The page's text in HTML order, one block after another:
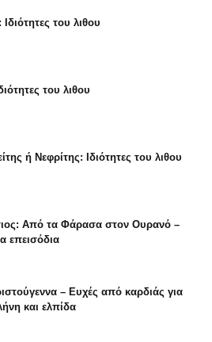
του λιθου
του λιθου
ή Νεφρίτης: Ιδιότητες του λιθου
Από τα Φάρασα στον Ουρανό –
επεισόδια
– Ευχές από καρδιάς για
και ελπίδα